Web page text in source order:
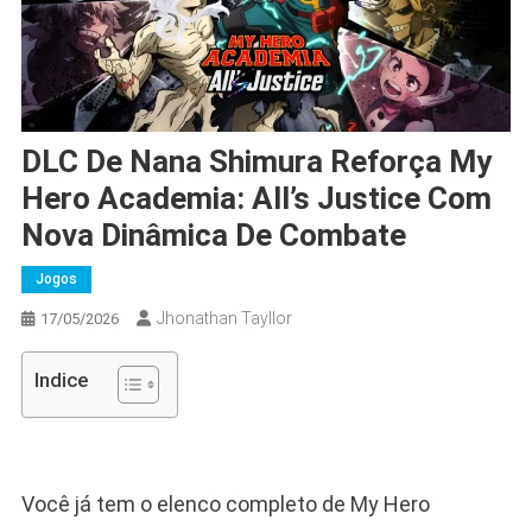
DLC De Nana Shimura Reforça My
Hero Academia: All’s Justice Com
Nova Dinâmica De Combate
Jogos
17/05/2026 Jhonathan Tayllor
Indice
Você já tem o elenco completo de My Hero